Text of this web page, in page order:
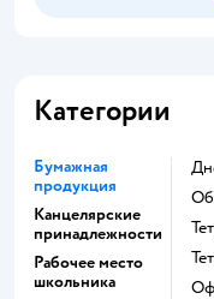
Категории
Бумажная
продукция
Канцелярские
принадлежности
Рабочее место
школьника